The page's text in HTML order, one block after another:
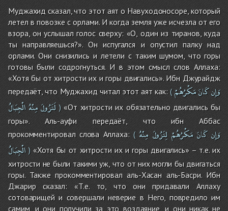
Муджахид сказал, что этот аят о Навуходоносоре, который
летел в повозке с орлами. И когда земля уже исчезла от его
взора, он услышал голос сверху: «О, один из тиранов, куда
ты направляешься?». Он испугался и опустил палку над
орлами. Они снизились и летели с таким шумом, что горы
готовы были содрогнуться. И в этом смысл слов Аллаха:
«Хотя бы от хитрости их и горы двигались». Ибн Джурайдж
передаёт, что Муджахид читал этот аят как:( وَإِنكَانَمَكْرُهُمْ
لَتَزُولَمِنْهُالْجِبَالُ )«От хитрости их обязательно двигались бы
горы». Аль-ауфи передаёт, что ибн Аббас
прокомментировал слова Аллаха:( وَإِن كَانَ مَكْرُهُمْ لِتَزُولَ مِنْهُ
الْجِبَالُ)«Хотя бы от хитрости их и горы двигались» – т.е. их
хитрости не были такими уж, что от них могли бы двигаться
горы. Также прокомментировал аль-Хасан аль-Басри. Ибн
Джарир сказал: «Т.е. то, что они придавали Аллаху
сотоварищей и совершали неверие в Него, повредило им
самим, и они получили за это воздаяние, и они никак не